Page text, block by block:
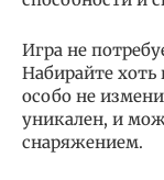
Игра не
Набирайте
особо не
уникален, и
снаряжением.